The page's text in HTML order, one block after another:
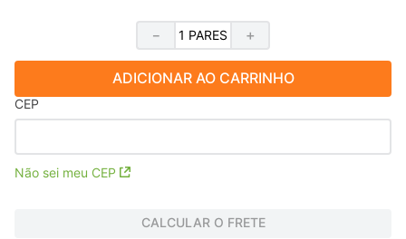
＋
－
ADICIONAR AO CARRINHO
CEP
Não sei meu CEP
CALCULAR O FRETE